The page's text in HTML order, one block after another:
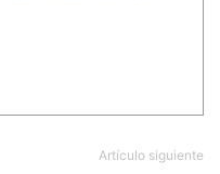
Artículo siguiente